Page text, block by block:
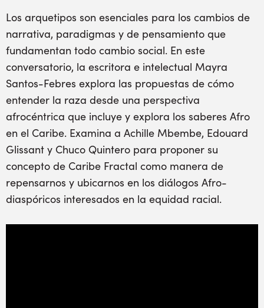
Los arquetipos son esenciales para los cambios de
narrativa, paradigmas y de pensamiento que
fundamentan todo cambio social. En este
conversatorio, la escritora e intelectual Mayra
Santos-Febres explora las propuestas de cómo
entender la raza desde una perspectiva
afrocéntrica que incluye y explora los saberes Afro
en el Caribe. Examina a Achille Mbembe, Edouard
Glissant y Chuco Quintero para proponer su
concepto de Caribe Fractal como manera de
repensarnos y ubicarnos en los diálogos Afro-
diaspóricos interesados en la equidad racial.